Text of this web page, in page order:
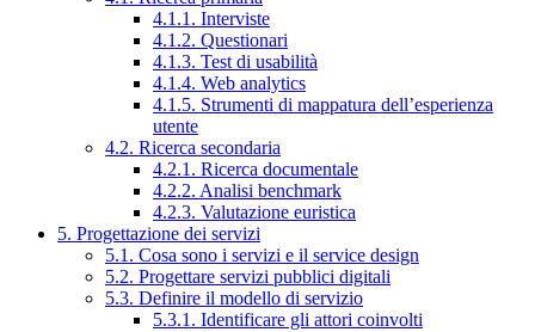
4.1.1. Interviste
4.1.2. Questionari
4.1.3. Test di usabilità
4.1.4. Web analytics
4.1.5. Strumenti di mappatura dell’esperienza
utente
4.2. Ricerca secondaria
4.2.1. Ricerca documentale
4.2.2. Analisi benchmark
4.2.3. Valutazione euristica
5. Progettazione dei servizi
5.1. Cosa sono i servizi e il service design
5.2. Progettare servizi pubblici digitali
5.3. Definire il modello di servizio
5.3.1. Identificare gli attori coinvolti